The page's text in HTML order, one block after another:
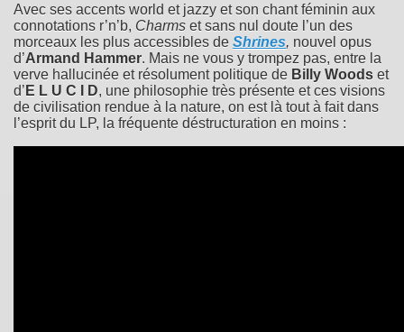
Avec ses accents world et jazzy et son chant féminin aux
connotations r’n’b, Charms et sans nul doute l’un des
morceaux les plus accessibles de Shrines, nouvel opus
d’Armand Hammer. Mais ne vous y trompez pas, entre la
verve hallucinée et résolument politique de Billy Woods et
d’ E L U C I D, une philosophie très présente et ces visions
de civilisation rendue à la nature, on est là tout à fait dans
l’esprit du LP, la fréquente déstructuration en moins :